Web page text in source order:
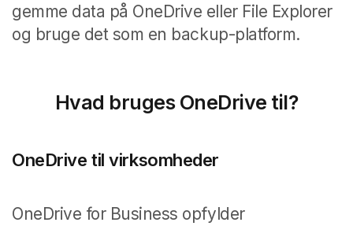
gemme data på OneDrive eller File Explorer
og bruge detsom en backup-platform.
Hvad bruges OneDrive til?
OneDrive til virksomheder
OneDrive for Business opfylder